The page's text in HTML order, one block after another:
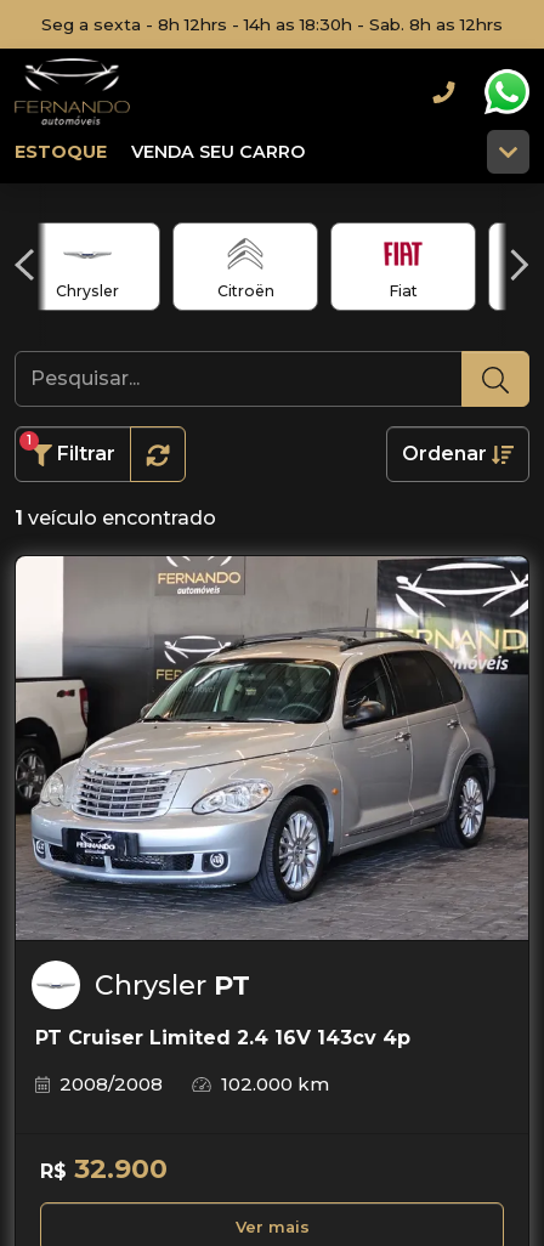
Seg a sexta - 8h 12hrs - 14h as 18:30h - Sab. 8h as 12hrs
ESTOQUE VENDA SEU CARRO
Chrysler Citroën Fiat
Filtrar
1
Ordenar
1 veículo encontrado
Chrysler PT
PT Cruiser Limited 2.4 16V 143cv 4p
2008/2008
102.000 km
R$ 32.900
Ver mais